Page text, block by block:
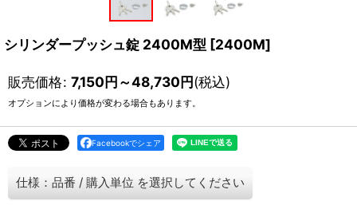
シリンダープッシュ錠 2400M型 [2400M]
販売価格: 7,150円～48,730円(税込)
オプションにより価格が変わる場合もあります。
Facebookでシェア
仕様：品番 / 購入単位 を選択してください